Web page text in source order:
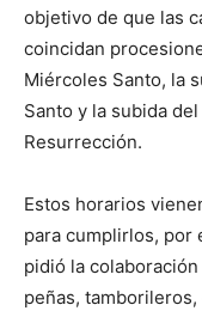
objetivo de que las
coincidan
Miércoles Santo, la
Santo y la subida
Resurrección.
Estos horarios
para cumplirlos, por
pidió la
peñas,